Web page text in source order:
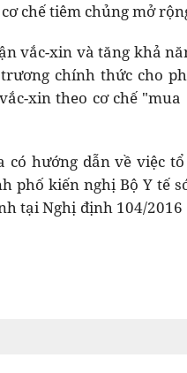
chế tiêm chủng mở
vắc-xin và tăng khả
chính thức cho
xin theo cơ chế
có hướng dẫn về việc
phố kiến nghị Bộ Y tế
tại Nghị định 104/